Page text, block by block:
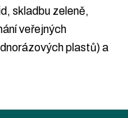
skladbu zeleně,
veřejných
plastů) a